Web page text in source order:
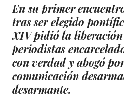
En su primer
tras ser elegido
XIV pidió la liberación
periodistas
con verdad y abogó
comunicación
desarmante.